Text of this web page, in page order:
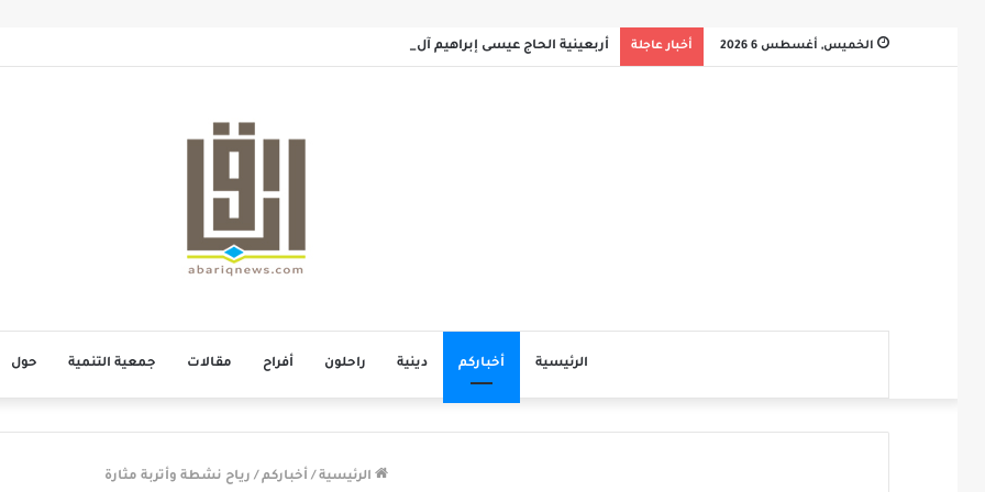
الخميس, أغسطس 6 2026 أخبار عاجلة أربعينية الحاج عيسى إبراهيم آل خميس
الرئيسية أخباركم دينية راحلون أفراح مقالات جمعية التنمية حول
الرئيسية / أخباركم / رياح نشطة وأتربة مثارة